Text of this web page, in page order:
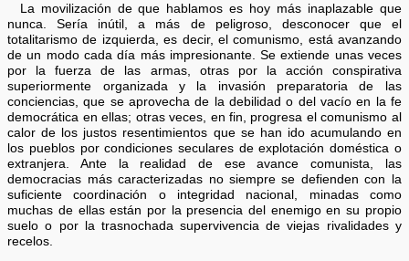
La movilización de que hablamos es hoy más inaplazable que
nunca. Sería inútil, a más de peligroso, desconocer que el
totalitarismo de izquierda, es decir, el comunismo, está avanzando
de un modo cada día más impresionante. Se extiende unas veces
por la fuerza de las armas, otras por la acción conspirativa
superiormente organizada y la invasión preparatoria de las
conciencias, que se aprovecha de la debilidad o del vacío en la fe
democrática en ellas; otras veces, en fin, progresa el comunismo al
calor de los justos resentimientos que se han ido acumulando en
los pueblos por condiciones seculares de explotación doméstica o
extranjera. Ante la realidad de ese avance comunista, las
democracias más caracterizadas no siempre se defienden con la
suficiente coordinación o integridad nacional, minadas como
muchas de ellas están por la presencia del enemigo en su propio
suelo o por la trasnochada supervivencia de viejas rivalidades y
recelos.